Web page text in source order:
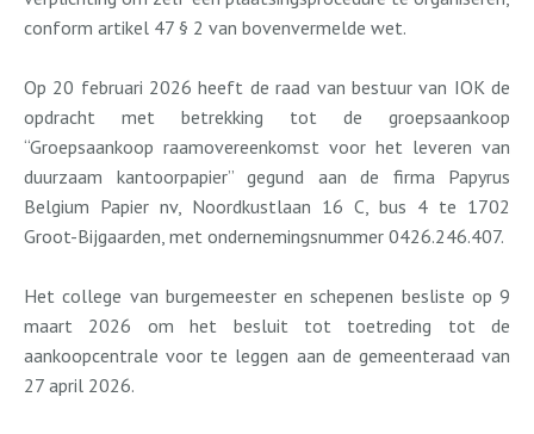
conform artikel 47 § 2 van bovenvermelde wet.
Op 20 februari 2026 heeft de raad van bestuur van IOK de
opdracht met betrekking tot de groepsaankoop
“Groepsaankoop raamovereenkomst voor het leveren van
duurzaam kantoorpapier” gegund aan de firma Papyrus
Belgium Papier nv, Noordkustlaan 16 C, bus 4 te 1702
Groot-Bijgaarden, met ondernemingsnummer 0426.246.407.
Het college van burgemeester en schepenen besliste op 9
maart 2026 om het besluit tot toetreding tot de
aankoopcentrale voor te leggen aan de gemeenteraad van
27 april 2026.